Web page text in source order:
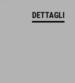
DETTAGLI